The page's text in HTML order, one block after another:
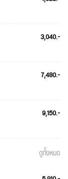
3,040.-
7,480.-
9,150.-
ดูทั้งหมด